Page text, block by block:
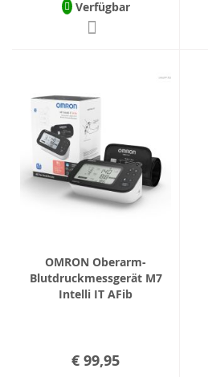
Verfügbar
OMRON Oberarm-
Blutdruckmessgerät M7
Intelli IT AFib
€ 99,95